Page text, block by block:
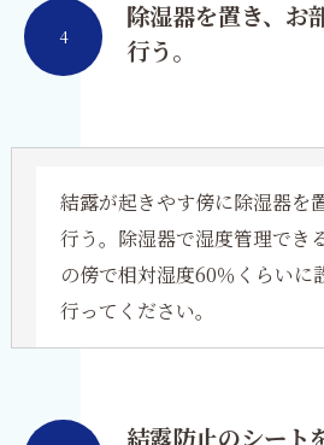
除湿器を置き、お
行う。
4
結露が起きやす傍に除湿器を
行う。除湿器で湿度管理でき
の傍で相対湿度60％くらいに
行ってください。